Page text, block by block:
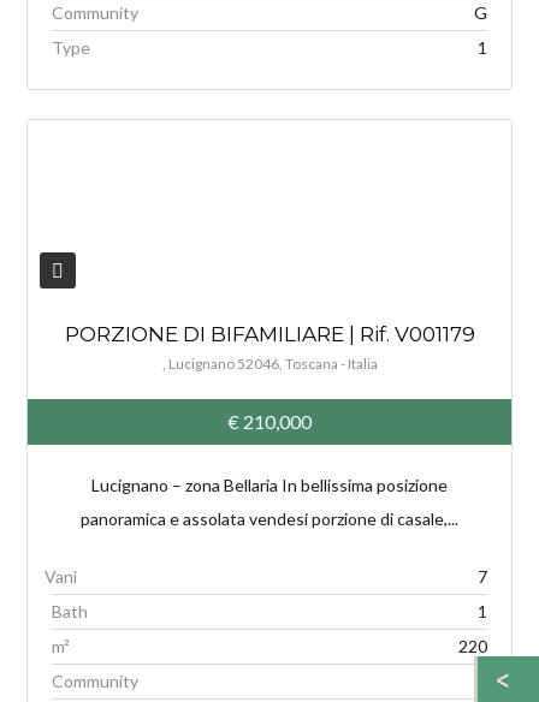
Community
G
Type
1
PORZIONE DI BIFAMILIARE | Rif. V001179
, Lucignano 52046, Toscana - Italia
€ 210,000
Lucignano – zona Bellaria In bellissima posizione
panoramica e assolata vendesi porzione di casale,...
7
Bath
1
m²
220
Community